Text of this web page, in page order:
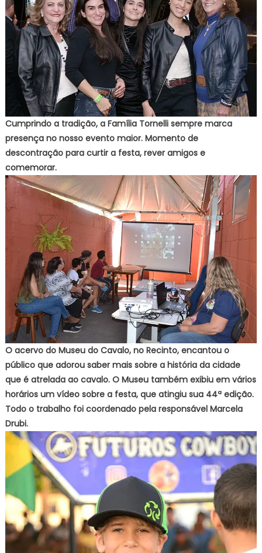
Cumprindo a tradição, a Família Tornelli sempre marca
presença no nosso evento maior. Momento de
descontração para curtir a festa, rever amigos e
comemorar.
O acervo do Museu do Cavalo, no Recinto, encantou o
público que adorou saber mais sobre a história da cidade
que é atrelada ao cavalo. O Museu também exibiu em vários
horários um vídeo sobre a festa, que atingiu sua 44ª edição.
Todo o trabalho foi coordenado pela responsável Marcela
Drubi.